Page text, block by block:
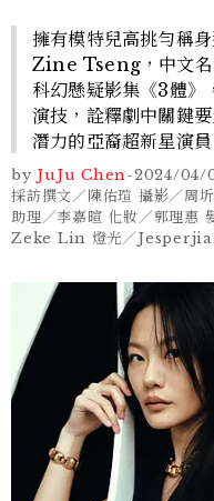
擁有模特兒高挑勻稱
Zine Tseng，中文
科幻懸疑影集《3體》
演技，詮釋劇中關鍵
潛力的亞裔超新星演員
by JuJu Chen-2024/04/
採訪撰文／陳佑瑄 攝影／
助理／李嘉暄 化妝／郭理
Zeke Lin 燈光／